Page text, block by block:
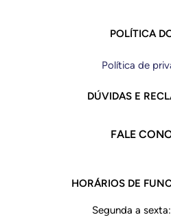
POLÍTICA
Política de
DÚVIDAS E
FALE
HORÁRIOS DE
Segunda a